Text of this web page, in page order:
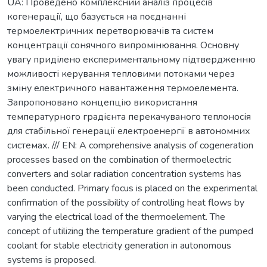
когенерації, що базується на поєднанні
термоелектричних перетворювачів та систем
концентрації сонячного випромінювання. Основну
увагу приділено експериментальному підтвердженню
можливості керування тепловими потоками через
зміну електричного навантаження термоелемента.
Запропоновано концепцію використання
температурного градієнта перекачуваного теплоносія
для стабільної генерації електроенергії в автономних
системах. /// EN: A comprehensive analysis of cogeneration
processes based on the combination of thermoelectric
converters and solar radiation concentration systems has
been conducted. Primary focus is placed on the experimental
confirmation of the possibility of controlling heat flows by
varying the electrical load of the thermoelement. The
concept of utilizing the temperature gradient of the pumped
coolant for stable electricity generation in autonomous
systems is proposed.